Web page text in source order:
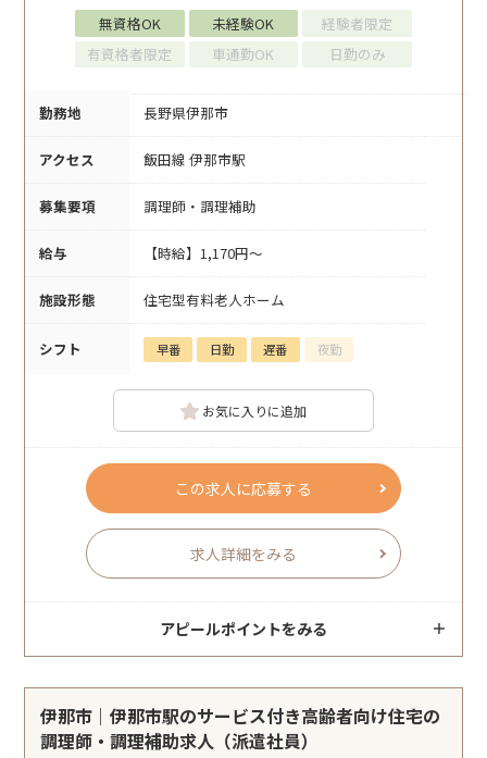
無資格OK 未経験OK
経験者限定
有資格者限定
車通勤OK 日勤のみ
勤務地 長野県伊那市
アクセス 飯田線 伊那市駅
募集要項 調理師・調理補助
給与 【時給】1,170円～
施設形態 住宅型有料老人ホーム
シフト 早番 日勤 遅番 夜勤
お気に入りに追加
この求人に応募する
求人詳細をみる
アピールポイントをみる
伊那市｜伊那市駅のサービス付き高齢者向け住宅の
調理師・調理補助求人（派遣社員）